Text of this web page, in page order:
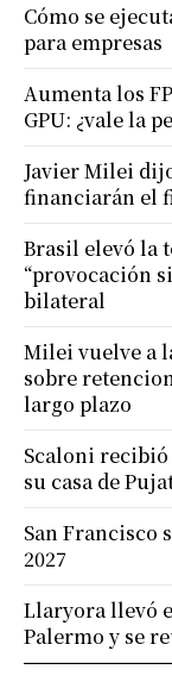
Cómo se
para empresas
Aumenta los
GPU: ¿vale la
Javier Milei
financiarán el
Brasil elevó la
“provocación
bilateral
Milei vuelve a
sobre
largo plazo
Scaloni recibió
su casa de
San Francisco
2027
Llaryora llevó
Palermo y se